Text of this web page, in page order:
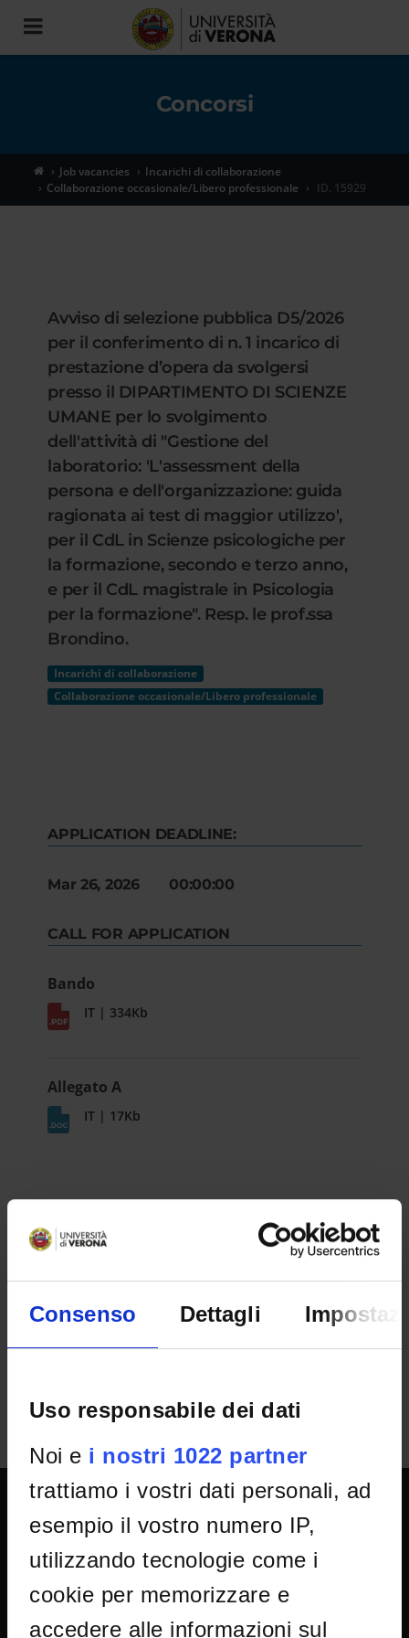
Consenso Dettagli
Uso responsabile dei dati
Noi e i nostri 1022 partner
trattiamo i vostri dati personali, ad
esempio il vostro numero IP,
utilizzando tecnologie come i
cookie per memorizzare e
accedere alle informazioni sul
Toggle
navigation
Concorsi
Job vacancies
Incarichi di collaborazione
Collaborazione occasionale/Libero professionale
ID. 15929
Avviso di selezione pubblica D5/2026
per il conferimento di n. 1 incarico di
prestazione d’opera da svolgersi
presso il DIPARTIMENTO DI SCIENZE
UMANE per lo svolgimento
dell'attività di "Gestione del
laboratorio: 'L'assessment della
persona e dell'organizzazione: guida
ragionata ai test di maggior utilizzo',
per il CdL in Scienze psicologiche per
la formazione, secondo e terzo anno,
e per il CdL magistrale in Psicologia
per la formazione". Resp. le prof.ssa
Brondino.
Incarichi di collaborazione
Collaborazione occasionale/Libero professionale
APPLICATION DEADLINE:
Mar 26, 2026 00:00:00
CALL FOR APPLICATION
Bando
IT | 334Kb
Allegato A
IT | 17Kb
DETTAGLI
Selection n°
Rep.2801 Prot.142687 19/3/26
Department
Scienze Umane
UNIVERSITY SERVICES
Transparency
Official University Register